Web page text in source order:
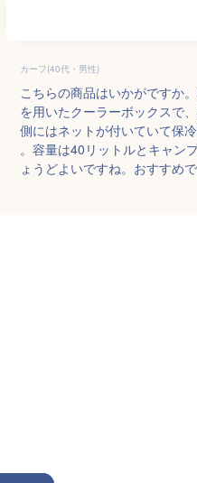
カーフ(40代・男性)
こちらの商品はいかがですか
を用いたクーラーボックスで
側にはネットが付いていて保
。容量は40リットルとキャン
ょうどよいですね。おすすめで